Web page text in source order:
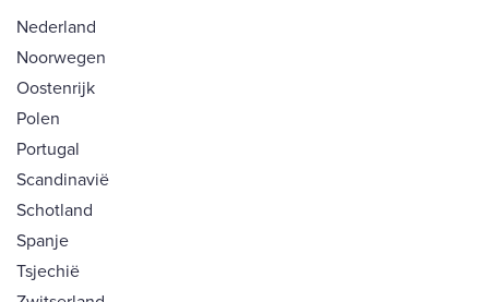
Nederland
Noorwegen
Oostenrijk
Polen
Portugal
Scandinavië
Schotland
Spanje
Tsjechië